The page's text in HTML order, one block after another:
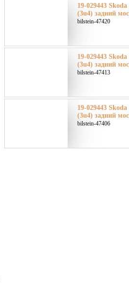
19-029443
(3u4) задний
bilstein-47420
19-029443
(3u4) задний
bilstein-47413
19-029443
(3u4) задний
bilstein-47406